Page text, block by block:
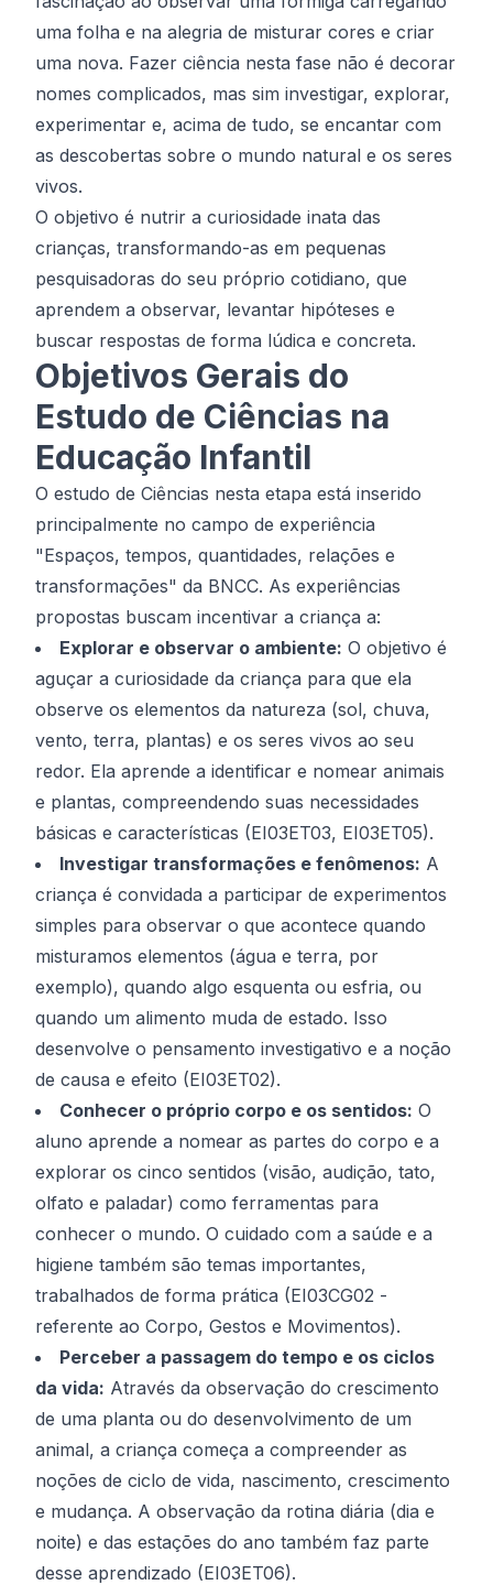
uma folha e na alegria de misturar cores e criar
uma nova. Fazer ciência nesta fase não é decorar
nomes complicados, mas sim investigar, explorar,
experimentar e, acima de tudo, se encantar com
as descobertas sobre o mundo natural e os seres
vivos.
O objetivo é nutrir a curiosidade inata das
crianças, transformando-as em pequenas
pesquisadoras do seu próprio cotidiano, que
aprendem a observar, levantar hipóteses e
buscar respostas de forma lúdica e concreta.
Objetivos Gerais do
Estudo de Ciências na
Educação Infantil
O estudo de Ciências nesta etapa está inserido
principalmente no campo de experiência
"Espaços, tempos, quantidades, relações e
transformações" da BNCC. As experiências
propostas buscam incentivar a criança a:
Explorar e observar o ambiente: O objetivo é
aguçar a curiosidade da criança para que ela
observe os elementos da natureza (sol, chuva,
vento, terra, plantas) e os seres vivos ao seu
redor. Ela aprende a identificar e nomear animais
e plantas, compreendendo suas necessidades
básicas e características (EI03ET03, EI03ET05).
Investigar transformações e fenômenos: A
criança é convidada a participar de experimentos
simples para observar o que acontece quando
misturamos elementos (água e terra, por
exemplo), quando algo esquenta ou esfria, ou
quando um alimento muda de estado. Isso
desenvolve o pensamento investigativo e a noção
de causa e efeito (EI03ET02).
Conhecer o próprio corpo e os sentidos: O
aluno aprende a nomear as partes do corpo e a
explorar os cinco sentidos (visão, audição, tato,
olfato e paladar) como ferramentas para
conhecer o mundo. O cuidado com a saúde e a
higiene também são temas importantes,
trabalhados de forma prática (EI03CG02 -
referente ao Corpo, Gestos e Movimentos).
Perceber a passagem do tempo e os ciclos
da vida: Através da observação do crescimento
de uma planta ou do desenvolvimento de um
animal, a criança começa a compreender as
noções de ciclo de vida, nascimento, crescimento
e mudança. A observação da rotina diária (dia e
noite) e das estações do ano também faz parte
desse aprendizado (EI03ET06).